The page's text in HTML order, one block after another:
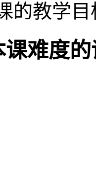
的教学目
难度